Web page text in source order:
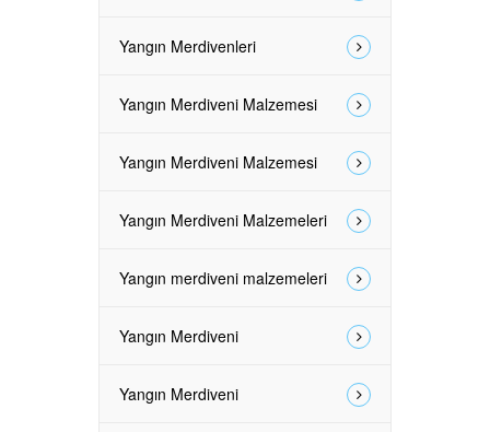
Yangın Merdivenleri
Yangın Merdiveni Malzemesi
Yangın Merdiveni Malzemesi
Yangın Merdiveni Malzemeleri
Yangın merdiveni malzemeleri
Yangın Merdiveni
Yangın Merdiveni